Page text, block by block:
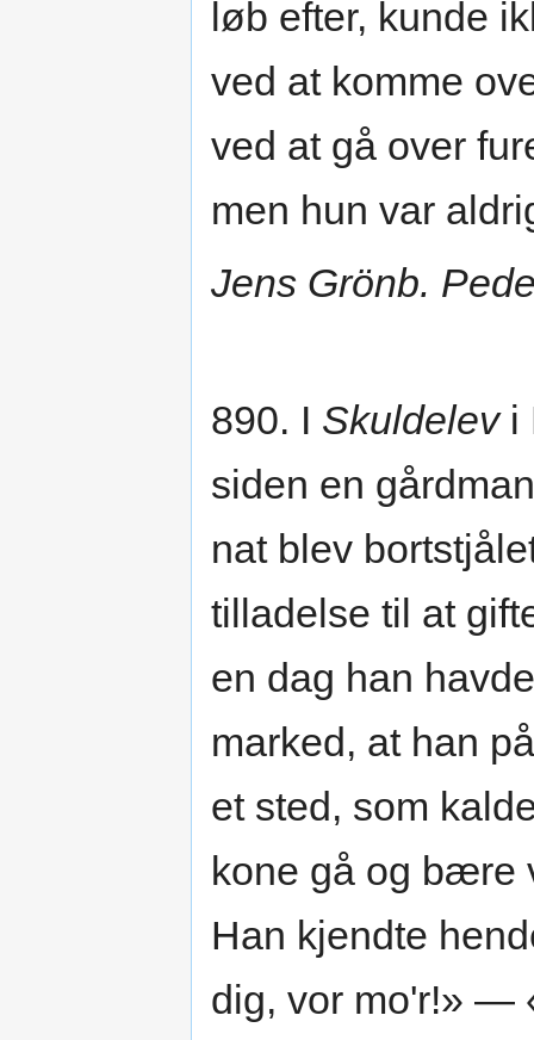
løb efter, kunde
ved at komme
ved at gå over
men hun var
Jens Grönb.
890. I Skuldelevi
siden en
nat blev
tilladelse til at
en dag han
marked, at han
et sted, som
kone gå og bære
Han kjendte
dig, vor mo'r!» —